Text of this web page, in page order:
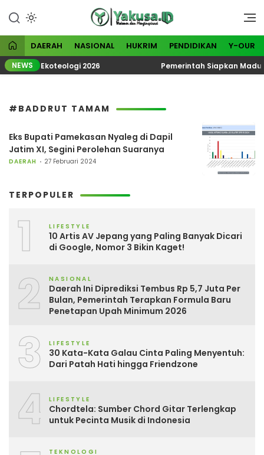
konten
Yakusa
Visioner dan Menginspirasi
DAERAH NASIONAL HUKRIM PENDIDIKAN Y-OUR
NEWS
Tematik Ekoteologi 2026 Pemerintah Siapkan
#BADDRUT TAMAM
Eks Bupati Pamekasan Nyaleg di Dapil
Jatim XI, Segini Perolehan Suaranya
DAERAH 27 Februari 2024
TERPOPULER
1 LIFESTYLE
10 Artis AV Jepang yang Paling Banyak Dicari
di Google, Nomor 3 Bikin Kaget!
2 NASIONAL
Daerah Ini Diprediksi Tembus Rp 5,7 Juta Per
Bulan, Pemerintah Terapkan Formula Baru
Penetapan Upah Minimum 2026
3 LIFESTYLE
30 Kata-Kata Galau Cinta Paling Menyentuh:
Dari Patah Hati hingga Friendzone
4 LIFESTYLE
Chordtela: Sumber Chord Gitar Terlengkap
untuk Pecinta Musik di Indonesia
TEKNOLOGI